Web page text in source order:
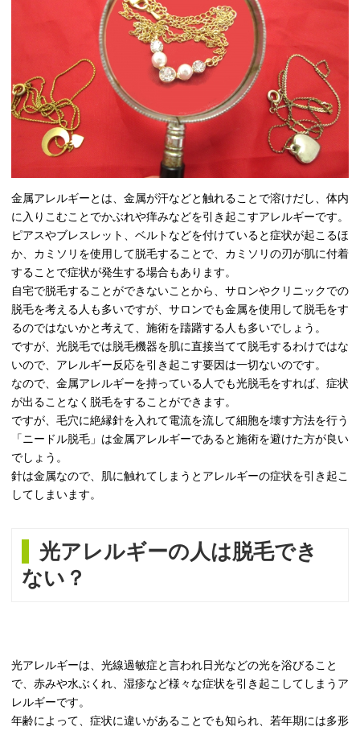
金属アレルギーとは、金属が汗などと触れることで溶けだし、体内
に入りこむことでかぶれや痒みなどを引き起こすアレルギーです。
ピアスやブレスレット、ベルトなどを付けていると症状が起こるほ
か、カミソリを使用して脱毛することで、カミソリの刃が肌に付着
することで症状が発生する場合もあります。
自宅で脱毛することができないことから、サロンやクリニックでの
脱毛を考える人も多いですが、サロンでも金属を使用して脱毛をす
るのではないかと考えて、施術を躊躇する人も多いでしょう。
ですが、光脱毛では脱毛機器を肌に直接当てて脱毛するわけではな
いので、アレルギー反応を引き起こす要因は一切ないのです。
なので、金属アレルギーを持っている人でも光脱毛をすれば、症状
が出ることなく脱毛をすることができます。
ですが、毛穴に絶縁針を入れて電流を流して細胞を壊す方法を行う
「ニードル脱毛」は金属アレルギーであると施術を避けた方が良い
でしょう。
針は金属なので、肌に触れてしまうとアレルギーの症状を引き起こ
してしまいます。
光アレルギーの人は脱毛でき
ない？
光アレルギーは、光線過敏症と言われ日光などの光を浴びること
で、赤みや水ぶくれ、湿疹など様々な症状を引き起こしてしまうア
レルギーです。
年齢によって、症状に違いがあることでも知られ、若年期には多形